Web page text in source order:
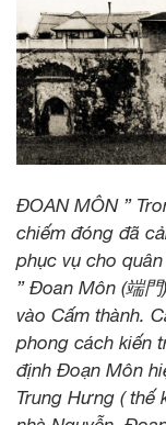
ĐOAN MÔN ”
chiếm đóng đã
phục vụ cho
” Đoan Môn (端
vào Cấm thành.
phong cách kiến
định Đoạn Môn
Trung Hưng ( thế